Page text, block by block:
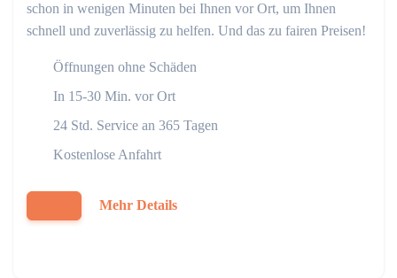
schon in wenigen Minuten bei Ihnen vor Ort, um Ihnen
schnell und zuverlässig zu helfen. Und das zu fairen Preisen!
Öffnungen ohne Schäden
In 15-30 Min. vor Ort
24 Std. Service an 365 Tagen
Kostenlose Anfahrt
Mehr Details